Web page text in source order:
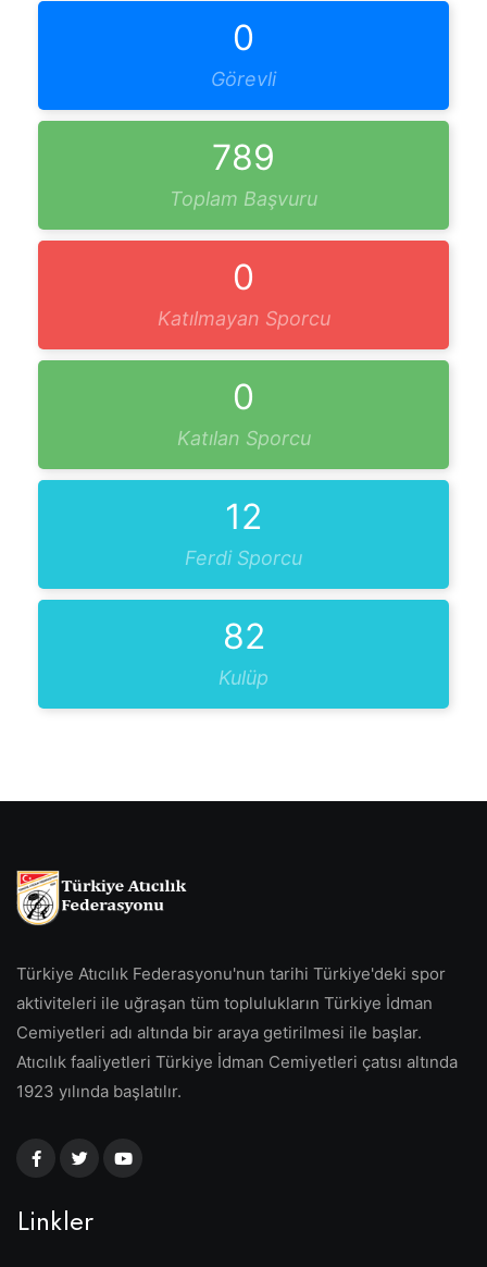
0
Görevli
789
Toplam Başvuru
0
Katılmayan Sporcu
0
Katılan Sporcu
12
Ferdi Sporcu
82
Kulüp
Türkiye Atıcılık Federasyonu'nun tarihi Türkiye'deki spor
aktiviteleri ile uğraşan tüm toplulukların Türkiye İdman
Cemiyetleri adı altında bir araya getirilmesi ile başlar.
Atıcılık faaliyetleri Türkiye İdman Cemiyetleri çatısı altında
1923 yılında başlatılır.
Linkler